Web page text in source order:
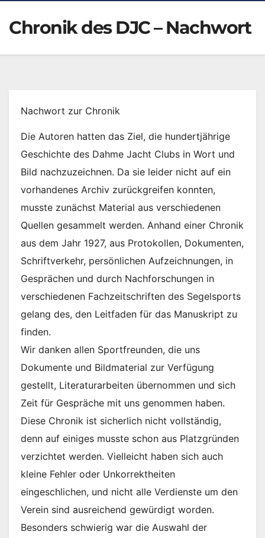
Chronik des DJC – Nachwort
Nachwort zur Chronik
Die Autoren hatten das Ziel, die hundertjährige
Geschichte des Dahme Jacht Clubs in Wort und
Bild nachzuzeichnen. Da sie leider nicht auf ein
vorhandenes Archiv zurückgreifen konnten,
musste zunächst Material aus verschiedenen
Quellen gesammelt werden. Anhand einer Chronik
aus dem Jahr 1927, aus Protokollen, Dokumenten,
Schriftverkehr, persönlichen Aufzeichnungen, in
Gesprächen und durch Nachforschungen in
verschiedenen Fachzeitschriften des Segelsports
gelang des, den Leitfaden für das Manuskript zu
finden.
Wir danken allen Sportfreunden, die uns
Dokumente und Bildmaterial zur Verfügung
gestellt, Literaturarbeiten übernommen und sich
Zeit für Gespräche mit uns genommen haben.
Diese Chronik ist sicherlich nicht vollständig,
denn auf einiges musste schon aus Platzgründen
verzichtet werden. Vielleicht haben sich auch
kleine Fehler oder Unkorrektheiten
eingeschlichen, und nicht alle Verdienste um den
Verein sind ausreichend gewürdigt worden.
Besonders schwierig war die Auswahl der